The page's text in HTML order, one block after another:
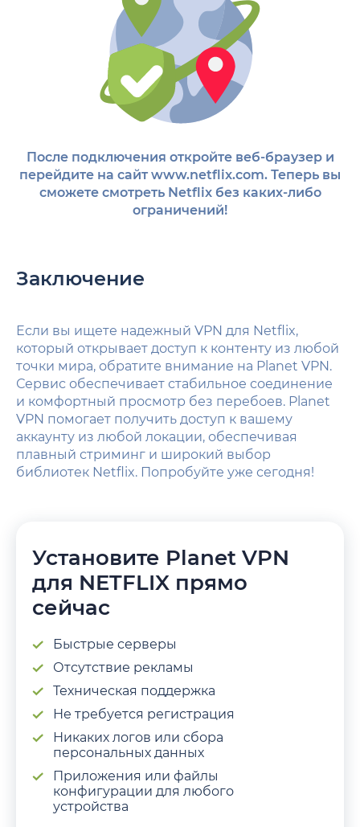
После подключения откройте веб-браузер и
перейдите на сайт www.netflix.com. Теперь вы
сможете смотреть Netflix без каких-либо
ограничений!
Заключение
Если вы ищете надежный VPN для Netflix,
который открывает доступ к контенту из любой
точки мира, обратите внимание на Planet VPN.
Сервис обеспечивает стабильное соединение
и комфортный просмотр без перебоев. Planet
VPN помогает получить доступ к вашему
аккаунту из любой локации, обеспечивая
плавный стриминг и широкий выбор
библиотек Netflix. Попробуйте уже сегодня!
Установите Planet VPN
для NETFLIX прямо
сейчас
Быстрые cерверы
Отсутствие рекламы
Техническая поддержка
Не требуется регистрация
Никаких логов или сбора
персональных данных
Приложения или файлы
конфигурации для любого
устройства